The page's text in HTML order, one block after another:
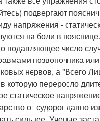
подвергают
напряжения -
на боли в
подавляющее число
позвоночника
нервов, а "Всего
которую переросло
статическое
от судорог давно